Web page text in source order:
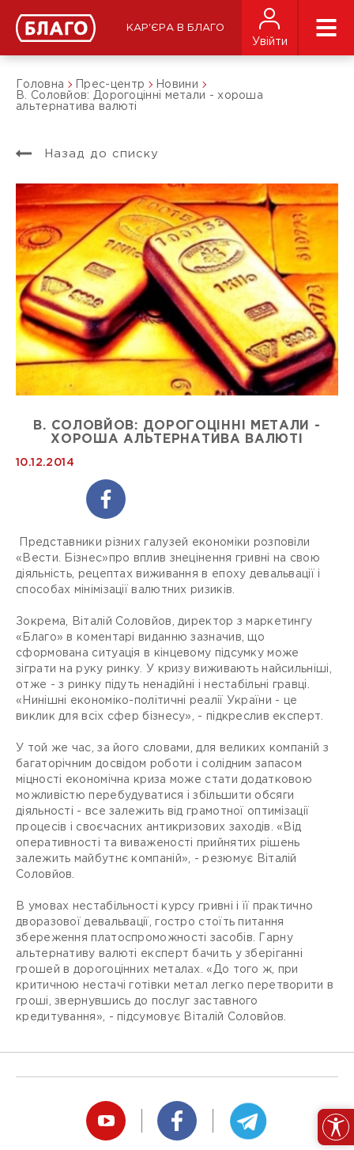
КАР'ЄРА В БЛАГО
Увійти
Головна Прес-центр
Новини
В. Соловйов: Дорогоцінні метали - хороша
альтернатива валюті
Назад до списку
В. СОЛОВЙОВ: ДОРОГОЦІННІ МЕТАЛИ -
ХОРОША АЛЬТЕРНАТИВА ВАЛЮТІ
10.12.2014
Представники різних галузей економіки розповіли
«Вести. Бізнес»про вплив знецінення гривні на свою
діяльність, рецептах виживання в епоху девальвації і
способах мінімізації валютних ризиків.
Зокрема, Віталій Соловйов, директор з маркетингу
«Благо» в коментарі виданню зазначив, що
сформована ситуація в кінцевому підсумку може
зіграти на руку ринку. У кризу виживають найсильніші,
отже - з ринку підуть ненадійні і нестабільні гравці.
«Нинішні економіко-політичні реалії України - це
виклик для всіх сфер бізнесу», - підкреслив експерт.
У той же час, за його словами, для великих компаній з
багаторічним досвідом роботи і солідним запасом
міцності економічна криза може стати додатковою
можливістю перебудуватися і збільшити обсяги
діяльності - все залежить від грамотної оптимізації
процесів і своєчасних антикризових заходів. «Від
оперативності та виваженості прийнятих рішень
залежить майбутнє компаній», - резюмує Віталій
Соловйов.
В умовах нестабільності курсу гривні і її практично
дворазової девальвації, гостро стоїть питання
збереження платоспроможності засобів. Гарну
альтернативу валюті експерт бачить у зберіганні
грошей в дорогоцінних металах. «До того ж, при
критичною нестачі готівки метал легко перетворити в
гроші, звернувшись до послуг заставного
кредитування», - підсумовує Віталій Соловйов.